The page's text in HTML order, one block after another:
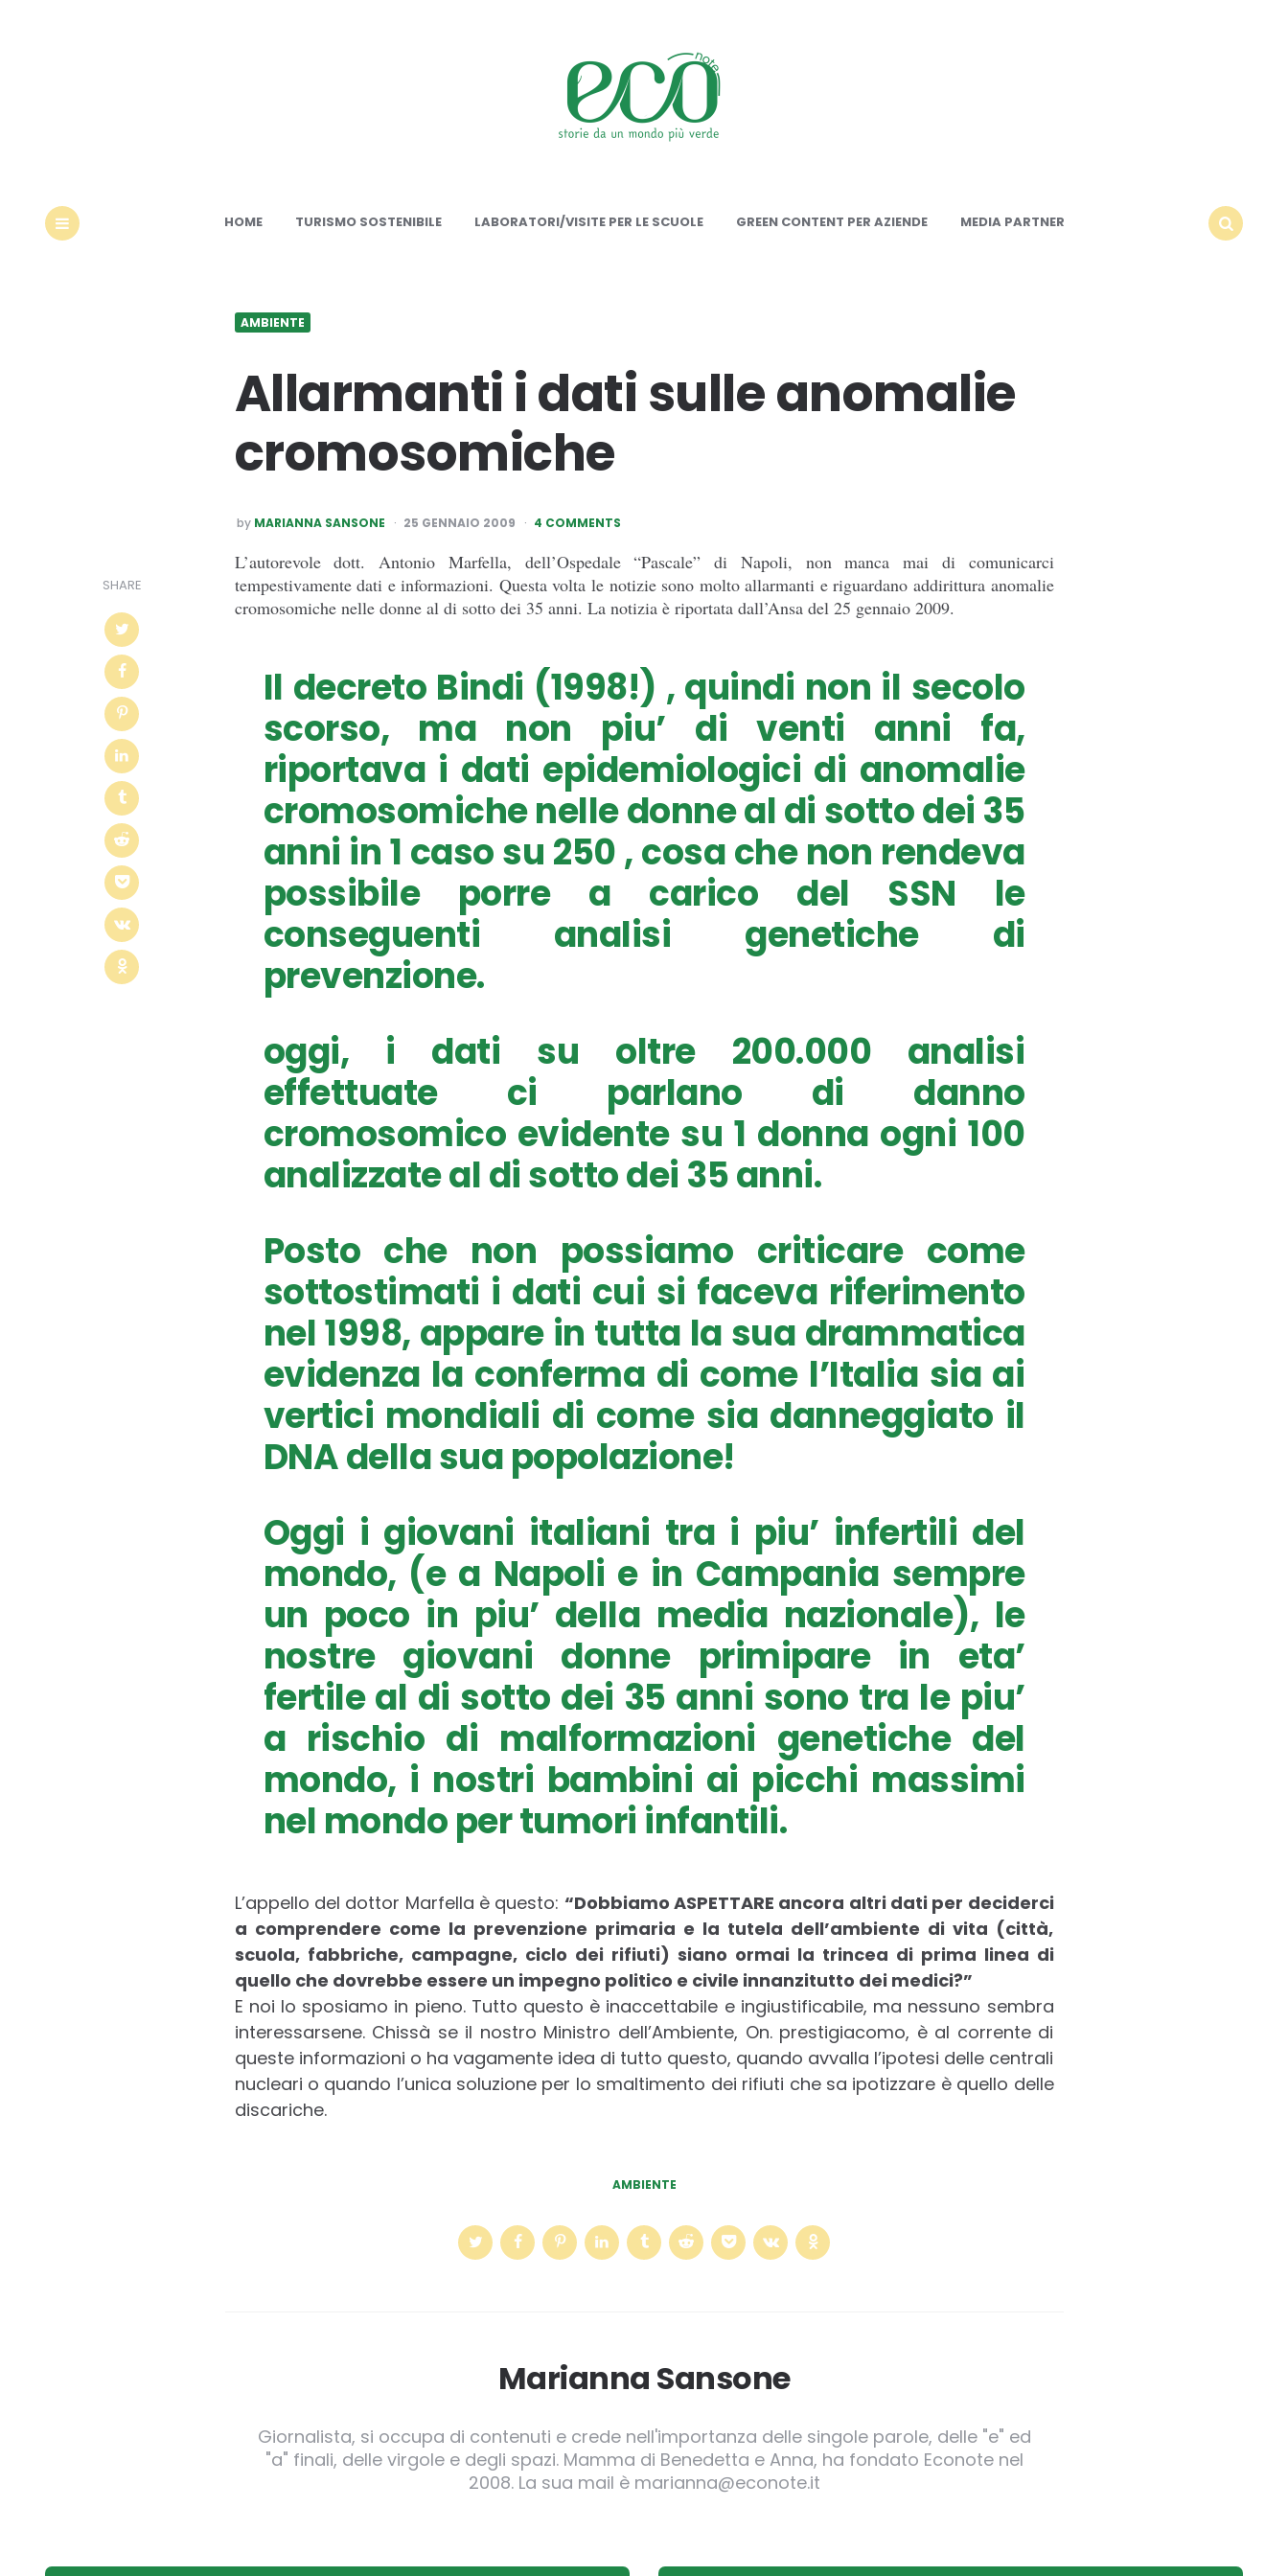
HOME TURISMO SOSTENIBILE LABORATORI/VISITE PER LE SCUOLE GREEN CONTENT PER AZIENDE
MEDIA PARTNER
AMBIENTE
Allarmanti i dati sulle anomalie
cromosomiche
POSTED
BY
by MARIANNA SANSONE 25 GENNAIO 2009 4 COMMENTS
SHARE
L’autorevole dott. Antonio Marfella, dell’Ospedale “Pascale” di Napoli, non manca mai di comunicarci
tempestivamente dati e informazioni. Questa volta le notizie sono molto allarmanti e riguardano addirittura anomalie
cromosomiche nelle donne al di sotto dei 35 anni. La notizia è riportata dall’Ansa del 25 gennaio 2009.
Il decreto Bindi (1998!) , quindi non il secolo
scorso, ma non piu’ di venti anni fa,
riportava i dati epidemiologici di anomalie
cromosomiche nelle donne al di sotto dei 35
anni in 1 caso su 250 , cosa che non rendeva
possibile porre a carico del SSN le
conseguenti analisi genetiche di
prevenzione.
oggi, i dati su oltre 200.000 analisi
effettuate ci parlano di danno
cromosomico evidente su 1 donna ogni 100
analizzate al di sotto dei 35 anni.
Posto che non possiamo criticare come
sottostimati i dati cui si faceva riferimento
nel 1998, appare in tutta la sua drammatica
evidenza la conferma di come l’Italia sia ai
vertici mondiali di come sia danneggiato il
DNA della sua popolazione!
Oggi i giovani italiani tra i piu’ infertili del
mondo, (e a Napoli e in Campania sempre
un poco in piu’ della media nazionale), le
nostre giovani donne primipare in eta’
fertile al di sotto dei 35 anni sono tra le piu’
a rischio di malformazioni genetiche del
mondo, i nostri bambini ai picchi massimi
nel mondo per tumori infantili.
L’appello del dottor Marfella è questo: “Dobbiamo ASPETTARE ancora altri dati per deciderci
a comprendere come la prevenzione primaria e la tutela dell’ambiente di vita (città,
scuola, fabbriche, campagne, ciclo dei rifiuti) siano ormai la trincea di prima linea di
quello che dovrebbe essere un impegno politico e civile innanzitutto dei medici?”
E noi lo sposiamo in pieno. Tutto questo è inaccettabile e ingiustificabile, ma nessuno sembra
interessarsene. Chissà se il nostro Ministro dell’Ambiente, On. prestigiacomo, è al corrente di
queste informazioni o ha vagamente idea di tutto questo, quando avvalla l’ipotesi delle centrali
nucleari o quando l’unica soluzione per lo smaltimento dei rifiuti che sa ipotizzare è quello delle
discariche.
AMBIENTE
Marianna Sansone
Giornalista, si occupa di contenuti e crede nell'importanza delle singole parole, delle "e" ed
"a" finali, delle virgole e degli spazi. Mamma di Benedetta e Anna, ha fondato Econote nel
2008. La sua mail è marianna@econote.it